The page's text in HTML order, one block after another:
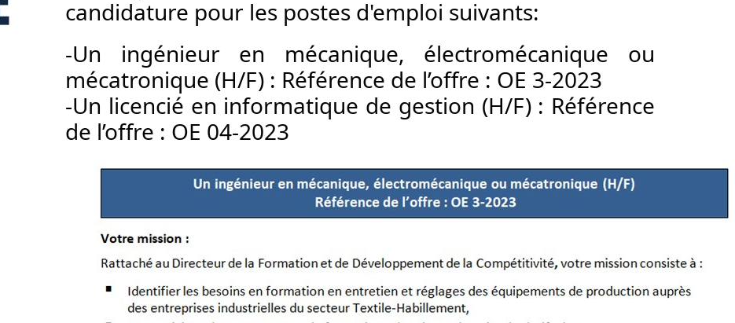
candidature pour les postes d'emploi suivants:
-Un ingénieur en mécanique, électromécanique ou
mécatronique (H/F) : Référence de l’offre : OE 3-2023
-Un licencié en informatique de gestion (H/F) : Référence
de l’offre : OE 04-2023